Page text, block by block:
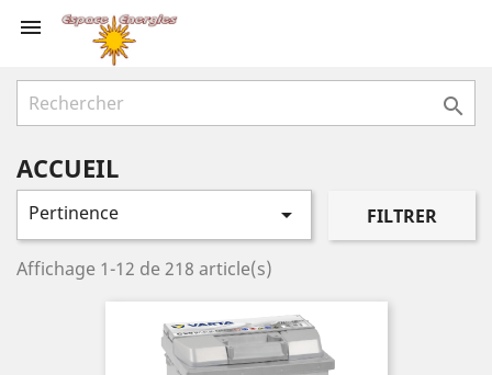


ACCUEIL
Pertinence  FILTRER
Affichage 1-12 de 218 article(s)